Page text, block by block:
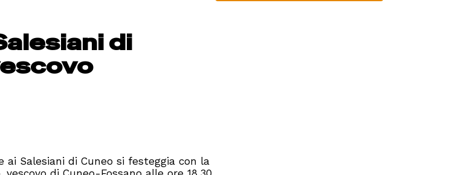
di
ai Salesiani di Cuneo si festeggia con la